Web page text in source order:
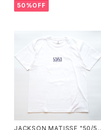
50%OFF
JACKSON MATISSE "50/50